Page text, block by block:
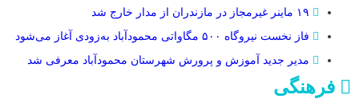
فاز نخست نیروگاه ۵۰۰ مگاواتی محمودآباد به‌زودی آغاز می‌شود
مدیر جدید آموزش و پرورش شهرستان محمودآباد معرفی شد
فرهنگی